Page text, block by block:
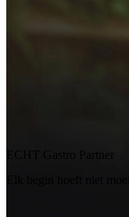
ECHT Gastro Partner